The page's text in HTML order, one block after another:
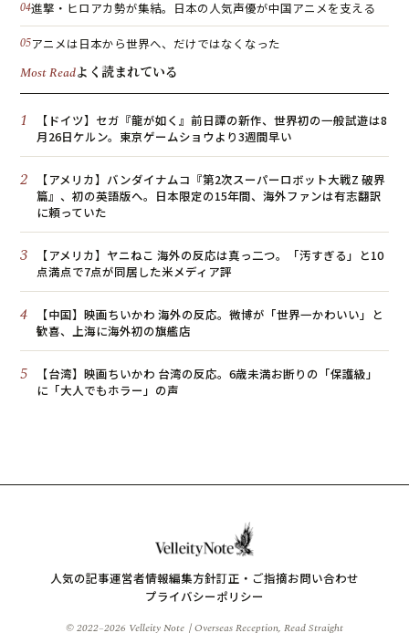
進撃・ヒロアカ勢が集結。日本の人気声優が中国アニメを支える
アニメは日本から世界へ、だけではなくなった
Most Readよく読まれている
1
【ドイツ】セガ『龍が如く』前日譚の新作、世界初の一般試遊は8
月26日ケルン。東京ゲームショウより3週間早い
2
【アメリカ】バンダイナムコ『第2次スーパーロボット大戦Z 破界
篇』、初の英語版へ。日本限定の15年間、海外ファンは有志翻訳
に頼っていた
3
【アメリカ】ヤニねこ 海外の反応は真っ二つ。「汚すぎる」と10
点満点で7点が同居した米メディア評
4
【中国】映画ちいかわ 海外の反応。微博が「世界一かわいい」と
歓喜、上海に海外初の旗艦店
5
【台湾】映画ちいかわ 台湾の反応。6歳未満お断りの「保護級」
に「大人でもホラー」の声
人気の記事運営者情報編集方針訂正・ご指摘お問い合わせ
プライバシーポリシー
© 2022–2026 Velleity Note｜Overseas Reception, Read Straight